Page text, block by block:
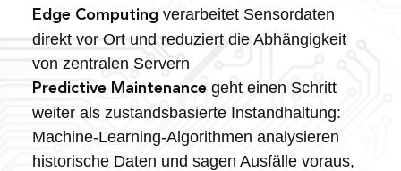
Edge Computingverarbeitet Sensordaten
direkt vor Ort und reduziert die Abhängigkeit
von zentralen Servern
Predictive Maintenancegeht einen Schritt
weiter als zustandsbasierte Instandhaltung:
Machine-Learning-Algorithmen analysieren
historische Daten und sagen Ausfälle voraus,